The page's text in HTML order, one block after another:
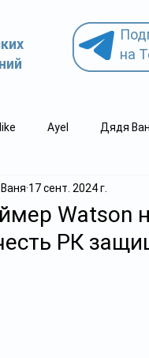
на
Ayel Дядя
Свидетель.kz
Watson
РК
17 сент. 2024 г.